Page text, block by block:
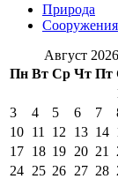
Природа
Сооружения
Август 2026
Пн Вт Ср Чт Пт
3
4 5 6 7
10 11 12 13 14
17 18 19 20 21
24 25 26 27 28